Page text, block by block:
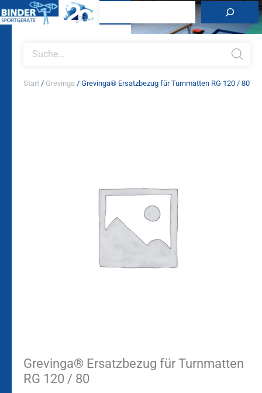
Inhalt
search
Start / Grevinga / Grevinga® Ersatzbezug für Turnmatten RG 120 / 80
Grevinga® Ersatzbezug für Turnmatten
RG 120 / 80